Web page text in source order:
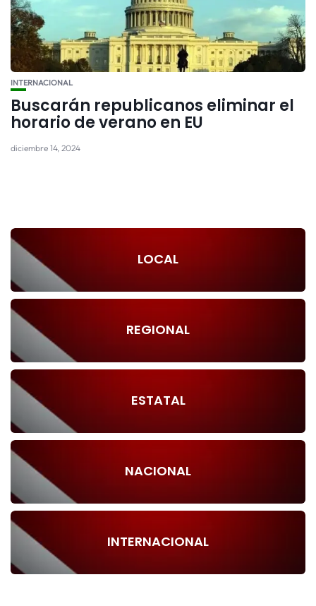
INTERNACIONAL
Buscarán republicanos eliminar el
horario de verano en EU
diciembre 14, 2024
LOCAL
REGIONAL
ESTATAL
NACIONAL
INTERNACIONAL